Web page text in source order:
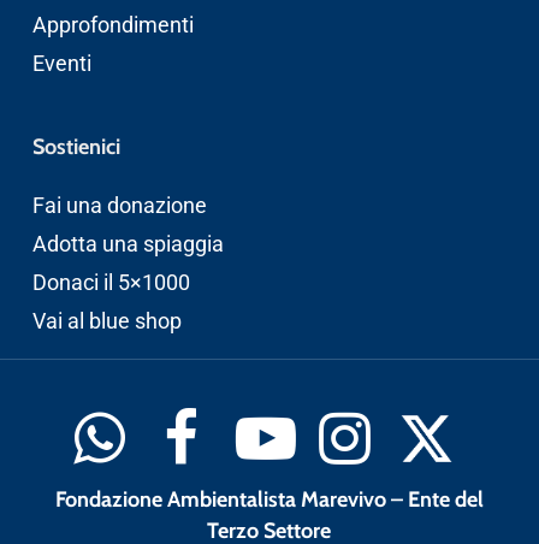
Approfondimenti
Eventi
Sostienici
Fai una donazione
Adotta una spiaggia
Donaci il 5×1000
Vai al blue shop
Fondazione Ambientalista Marevivo – Ente del
Terzo Settore